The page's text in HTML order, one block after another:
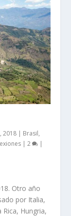
2018 | Brasil,
|2 |
Otro año
por Italia,
Rica, Hungria,